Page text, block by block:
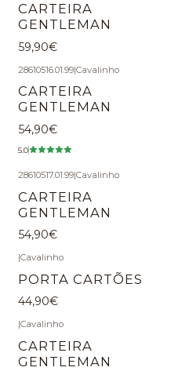
CARTEIRA
GENTLEMAN
59,90€
28610516.01.99|Cavalinho
CARTEIRA
GENTLEMAN
54,90€
5.0
28610517.01.99|Cavalinho
CARTEIRA
GENTLEMAN
54,90€
|Cavalinho
PORTA CARTÕES
44,90€
|Cavalinho
CARTEIRA
GENTLEMAN